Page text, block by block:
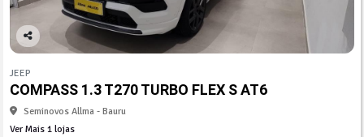
Co
arti
lhe
JEEP
COMPASS 1.3 T270 TURBO FLEX S AT6
Seminovos Allma - Bauru
Ver Mais 1 lojas